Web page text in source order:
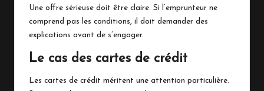
Une offre sérieuse doit être claire. Si l’emprunteur ne
comprend pas les conditions, il doit demander des
explications avant de s’engager.
Le cas des cartes de crédit
Les cartes de crédit méritent une attention particulière.